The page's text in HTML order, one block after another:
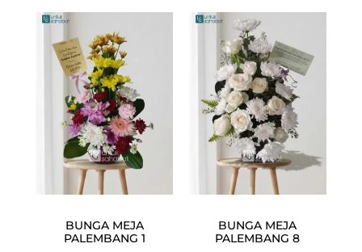
BUNGA MEJA
PALEMBANG 1
BUNGA MEJA
PALEMBANG 8